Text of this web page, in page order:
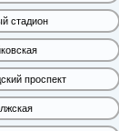
стадион
проспект